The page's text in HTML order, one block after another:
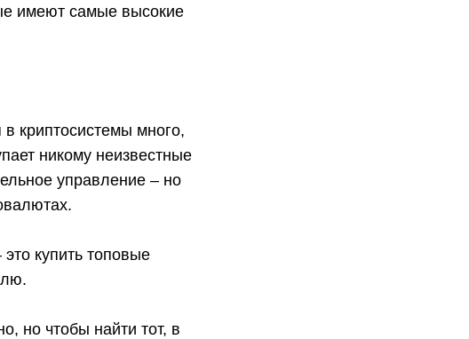
имеют самые высокие
криптосистемы много,
никому неизвестные
управление – но
купить топовые
но чтобы найти тот, в